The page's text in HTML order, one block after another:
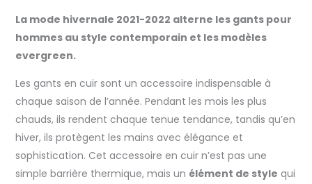
La mode hivernale 2021-2022 alterne les gants pour
hommes au style contemporain et les modèles
evergreen.
Les gants en cuir sont un accessoire indispensable à
chaque saison de l’année. Pendant les mois les plus
chauds, ils rendent chaque tenue tendance, tandis qu’en
hiver, ils protègent les mains avec élégance et
sophistication. Cet accessoire en cuir n’est pas une
simple barrière thermique, mais un élément de style qui